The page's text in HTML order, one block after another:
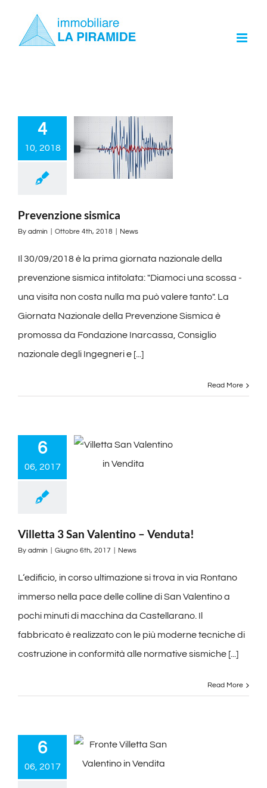
content
4
10, 2018
Prevenzione sismica
By admin Ottobre 4th, 2018 News
Il 30/09/2018 è la prima giornata nazionale della
prevenzione sismica intitolata: "Diamoci una scossa -
una visita non costa nulla ma può valere tanto". La
Giornata Nazionale della Prevenzione Sismica è
promossa da Fondazione Inarcassa, Consiglio
nazionale degli Ingegneri e [...]
Read More
6
06, 2017
Villetta 3 San Valentino – Venduta!
By admin Giugno 6th, 2017 News
L‘edificio, in corso ultimazione si trova in via Rontano
immerso nella pace delle colline di San Valentino a
pochi minuti di macchina da Castellarano. Il
fabbricato è realizzato con le più moderne tecniche di
costruzione in conformità alle normative sismiche [...]
Read More
6
06, 2017